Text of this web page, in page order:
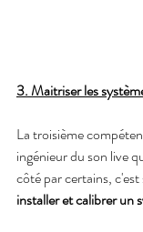
3. Maitriser les
La troisième
ingénieur du son live
côté par certains, c'est
installer et calibrer un